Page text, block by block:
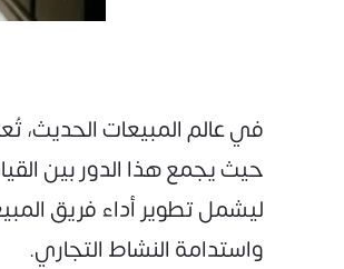
حيث يجمع هذا الدور بين
ليشمل تطوير أداء فريق
واستدامة النشاط التجاري.